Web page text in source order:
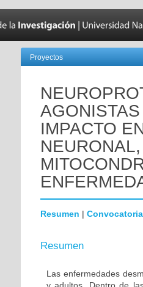
Proyectos
IMPACTO
Resumen | Convocatoria
Resumen
Las enfermedades